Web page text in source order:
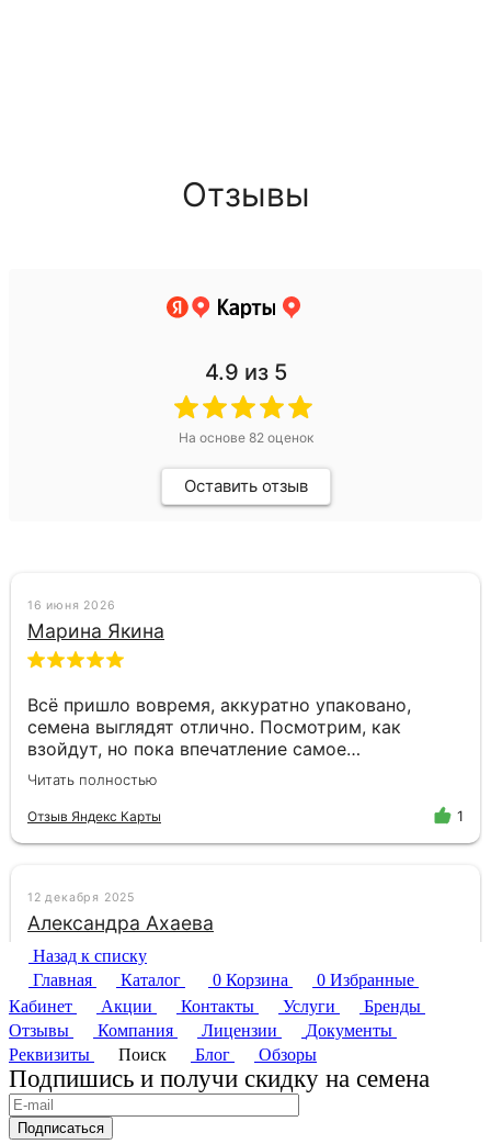
Назад к списку
Главная
Каталог 0 Корзина 0 Избранные
Кабинет
Акции Контакты Услуги
Бренды
Отзывы
Компания Лицензии
Документы
Реквизиты
Поиск Блог Обзоры
Подпишись и получи скидку на семена
Подписаться